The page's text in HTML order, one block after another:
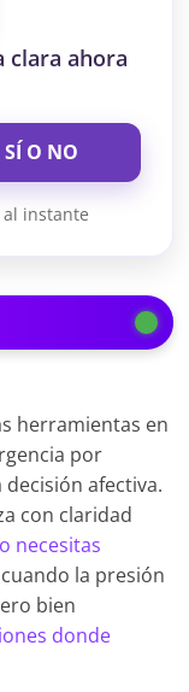
clara ahora
SÍ O NO
al instante
herramientas en
por
afectiva.
con claridad
necesitas
la presión
bien
donde